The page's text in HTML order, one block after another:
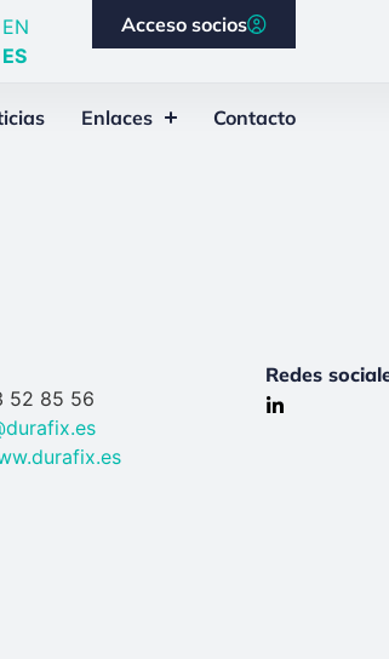
EN
ES
Acceso socios
Enlaces Contacto
52 85 56
Redes